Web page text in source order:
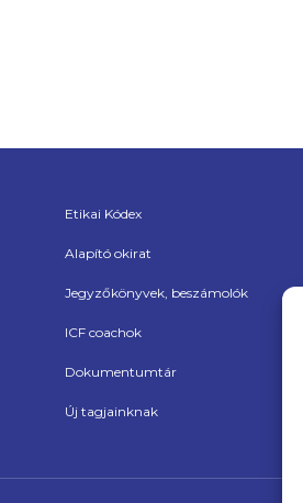
Etikai Kódex
Alapító okirat
Jegyzőkönyvek, beszámolók
ICF coachok
Dokumentumtár
Új tagjainknak